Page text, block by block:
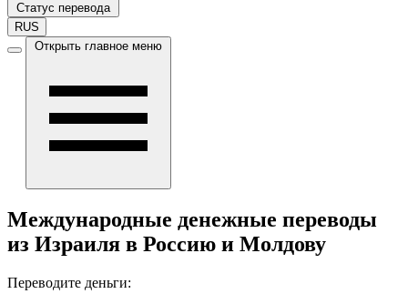
Статус перевода
RUS
Открыть главное меню
Международные денежные переводы
из Израиля в Россию и Молдову
Переводите деньги: